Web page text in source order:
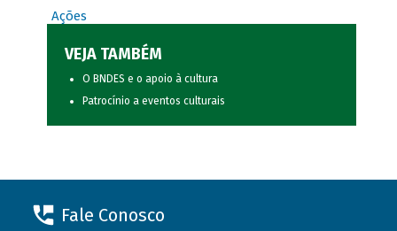
Ações
VEJA TAMBÉM
O BNDES e o apoio à cultura
Patrocínio a eventos culturais
Fale Conosco